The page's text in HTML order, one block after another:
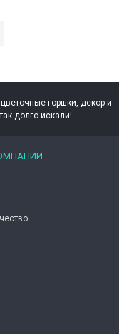
горшки, декор и
долго искали!